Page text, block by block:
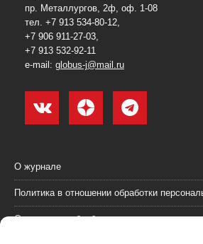
пр. Металлургов, 2ф, оф. 1-08
тел. +7 913 534-80-12,
+7 906 911-27-03,
+7 913 532-92-11
e-mail: globus-j@mail.ru
О журнале
Политика в отношении обработки
Согласие на обработку персональных